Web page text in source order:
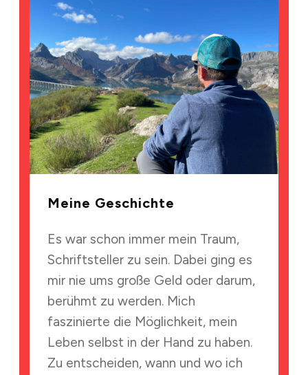
Meine Geschichte
Es war schon immer mein Traum,
Schriftsteller zu sein. Dabei ging es
mir nie ums große Geld oder darum,
berühmt zu werden. Mich
faszinierte die Möglichkeit, mein
Leben selbst in der Hand zu haben.
Zu entscheiden, wann und wo ich